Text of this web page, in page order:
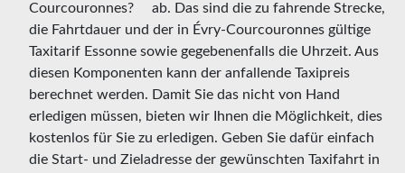
ab. Das sind die zu fahrende Strecke,
die Fahrtdauer und der in Évry-Courcouronnes gültige
Taxitarif Essonne sowie gegebenenfalls die Uhrzeit. Aus
diesen Komponenten kann der anfallende Taxipreis
berechnet werden. Damit Sie das nicht von Hand
erledigen müssen, bieten wir Ihnen die Möglichkeit, dies
kostenlos für Sie zu erledigen. Geben Sie dafür einfach
die Start- und Zieladresse der gewünschten Taxifahrt in